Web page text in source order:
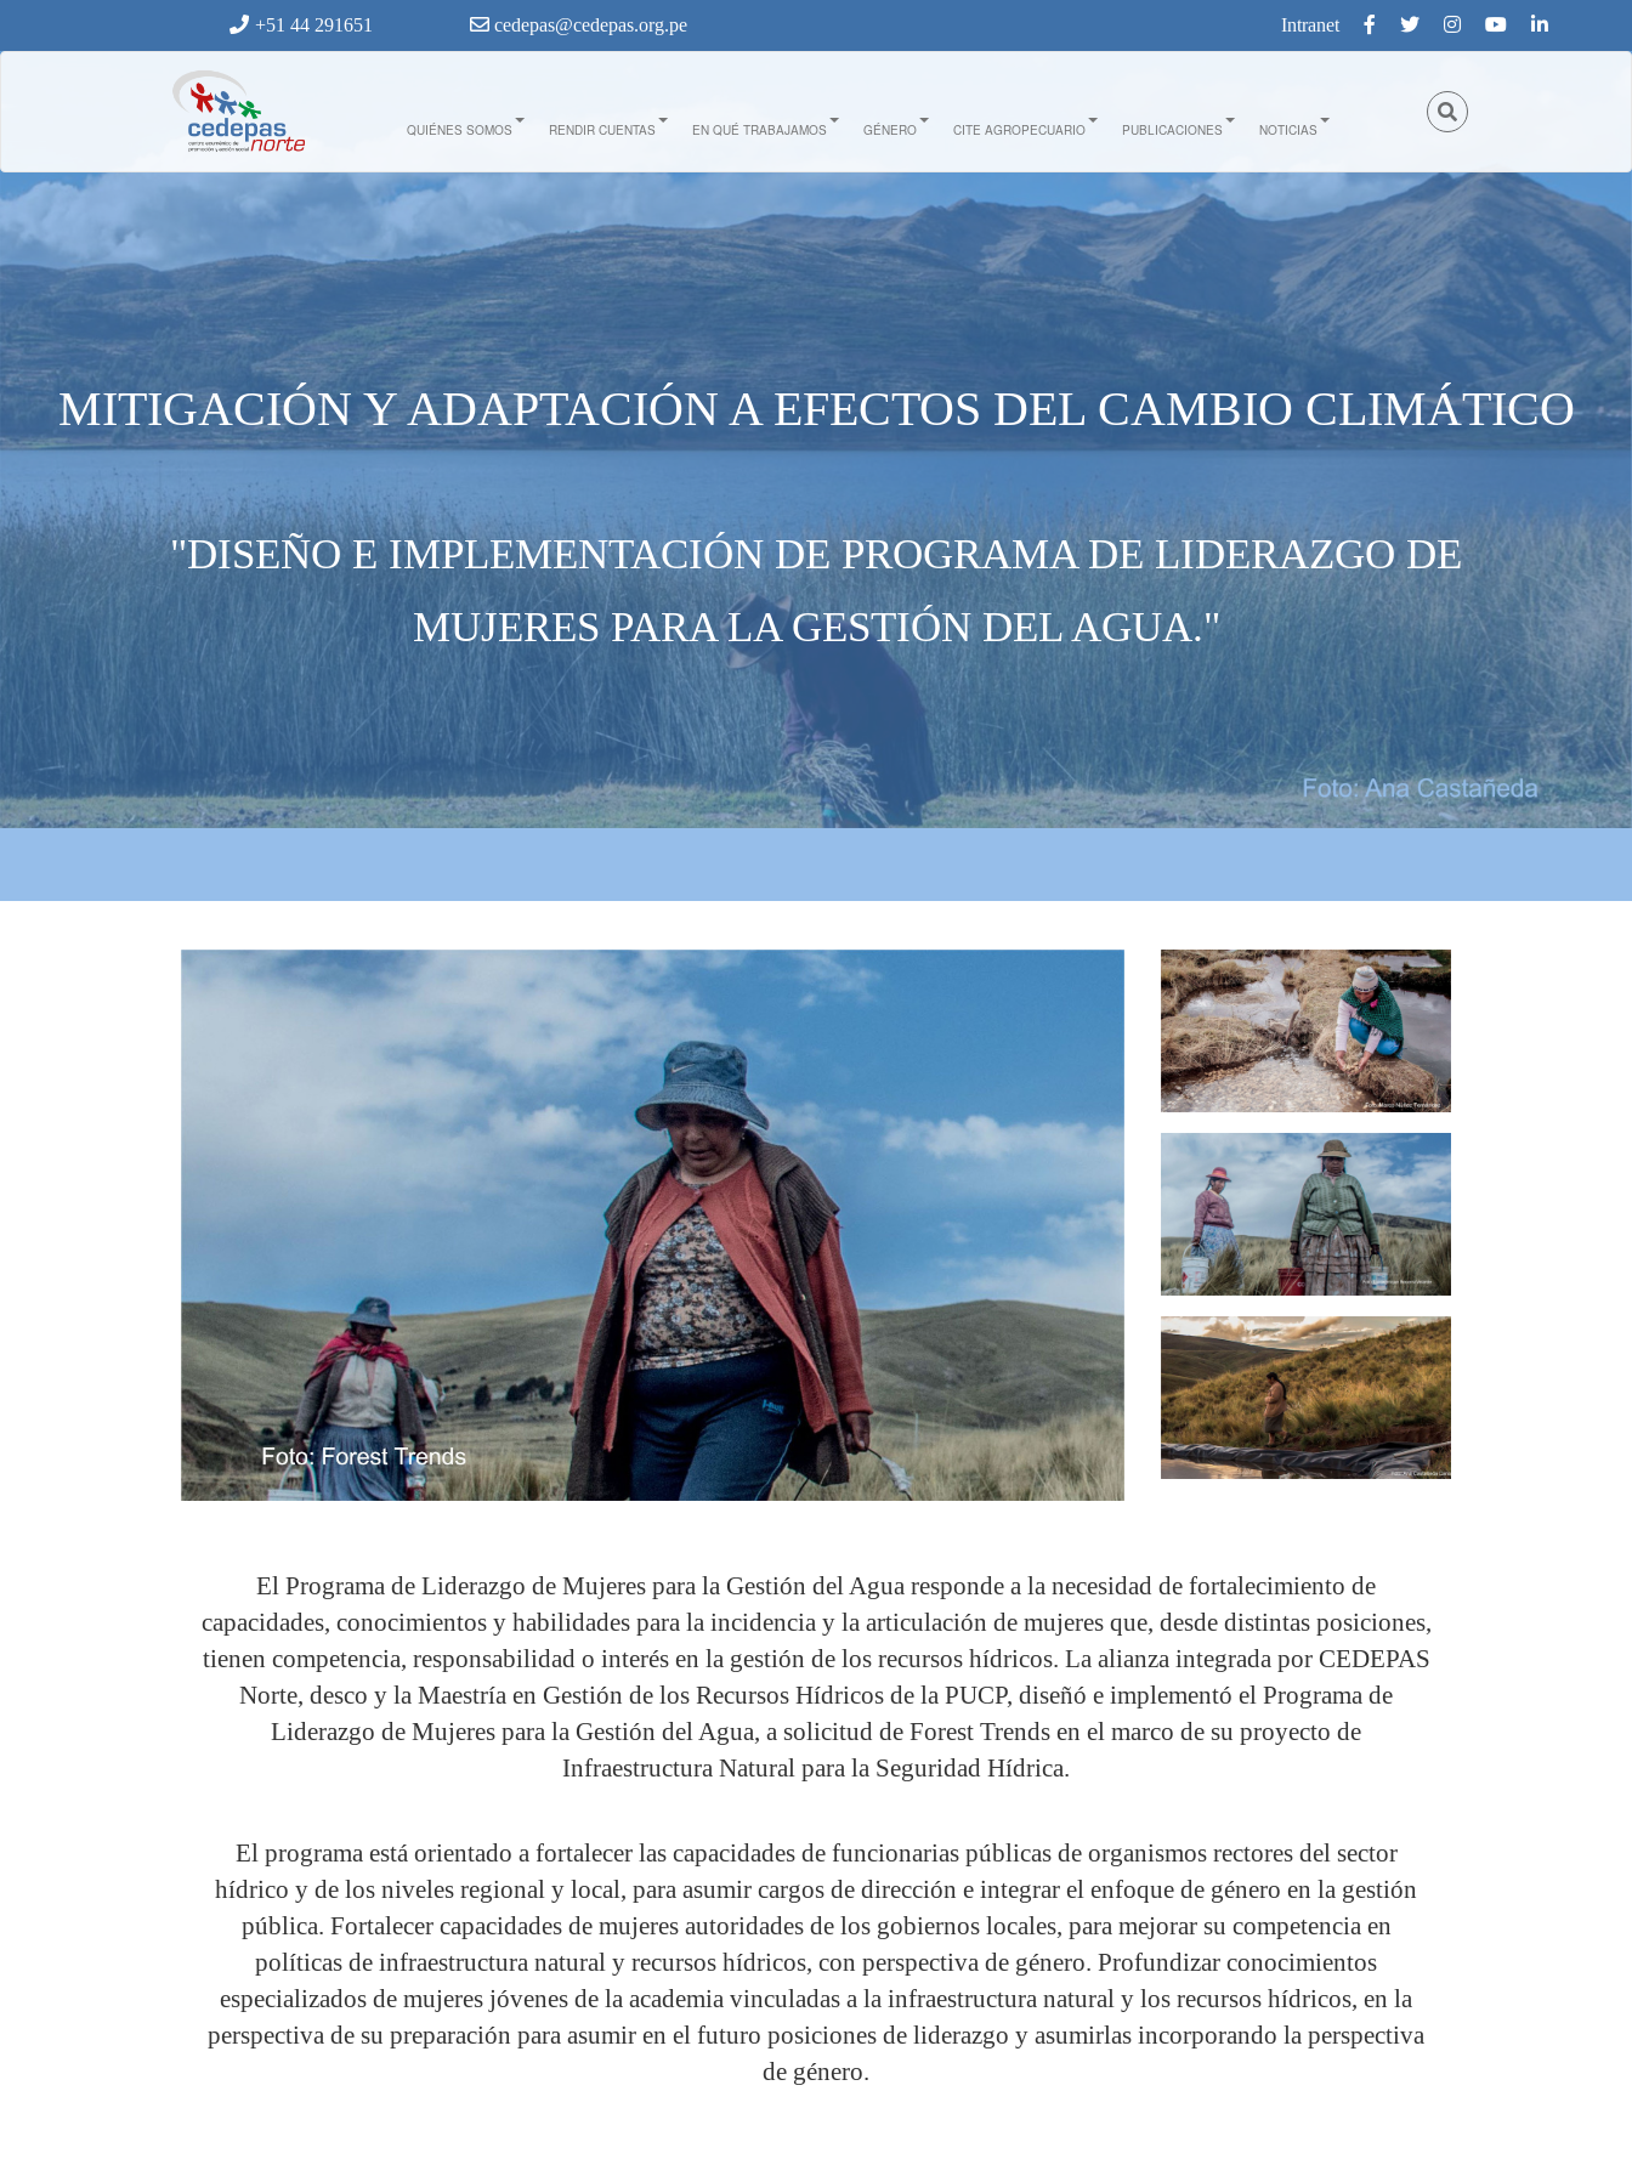
+51 44 291651 cedepas@cedepas.org.pe Intranet
QUIÉNES SOMOS RENDIR CUENTAS EN QUÉ TRABAJAMOS GÉNERO CITE AGROPECUARIO PUBLICACIONES NOTICIAS
13._diseno_e_implementacion_transparencia_azul.jpg
MITIGACIÓN Y ADAPTACIÓN A EFECTOS DEL CAMBIO CLIMÁTICO
"DISEÑO E IMPLEMENTACIÓN DE PROGRAMA DE LIDERAZGO DE
MUJERES PARA LA GESTIÓN DEL AGUA."
diseno_e_implementacion_1.jpg
El Programa de Liderazgo de Mujeres para la Gestión del Agua responde a la necesidad de fortalecimiento de
capacidades, conocimientos y habilidades para la incidencia y la articulación de mujeres que, desde distintas posiciones,
tienen competencia, responsabilidad o interés en la gestión de los recursos hídricos. La alianza integrada por CEDEPAS
Norte, desco y la Maestría en Gestión de los Recursos Hídricos de la PUCP, diseñó e implementó el Programa de
Liderazgo de Mujeres para la Gestión del Agua, a solicitud de Forest Trends en el marco de su proyecto de
Infraestructura Natural para la Seguridad Hídrica.
El programa está orientado a fortalecer las capacidades de funcionarias públicas de organismos rectores del sector
hídrico y de los niveles regional y local, para asumir cargos de dirección e integrar el enfoque de género en la gestión
pública. Fortalecer capacidades de mujeres autoridades de los gobiernos locales, para mejorar su competencia en
políticas de infraestructura natural y recursos hídricos, con perspectiva de género. Profundizar conocimientos
especializados de mujeres jóvenes de la academia vinculadas a la infraestructura natural y los recursos hídricos, en la
perspectiva de su preparación para asumir en el futuro posiciones de liderazgo y asumirlas incorporando la perspectiva
de género.